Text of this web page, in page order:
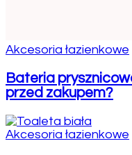
Akcesoria łazienkowe
Bateria
przed zakupem?
Akcesoria łazienkowe